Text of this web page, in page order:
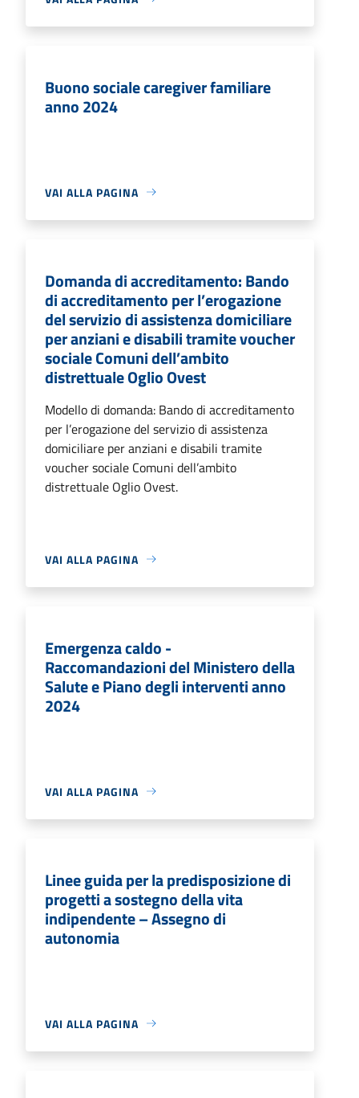
Buono sociale caregiver familiare
anno 2024
VAI ALLA PAGINA
Domanda di accreditamento: Bando
di accreditamento per l’erogazione
del servizio di assistenza domiciliare
per anziani e disabili tramite voucher
sociale Comuni dell’ambito
distrettuale Oglio Ovest
Modello di domanda: Bando di accreditamento
per l’erogazione del servizio di assistenza
domiciliare per anziani e disabili tramite
voucher sociale Comuni dell’ambito
distrettuale Oglio Ovest.
VAI ALLA PAGINA
Emergenza caldo -
Raccomandazioni del Ministero della
Salute e Piano degli interventi anno
2024
VAI ALLA PAGINA
Linee guida per la predisposizione di
progetti a sostegno della vita
indipendente – Assegno di
autonomia
VAI ALLA PAGINA